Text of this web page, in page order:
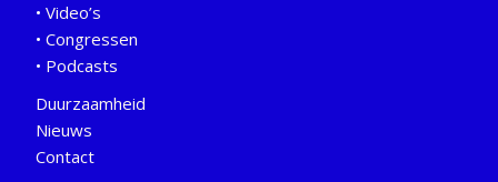
Video’s
Congressen
Podcasts
Duurzaamheid
Nieuws
Contact